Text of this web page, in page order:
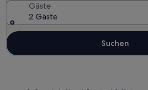
Gäste
2 Gäste
Suchen